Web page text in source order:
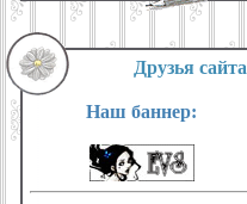
Друзья сайта
Наш баннер: